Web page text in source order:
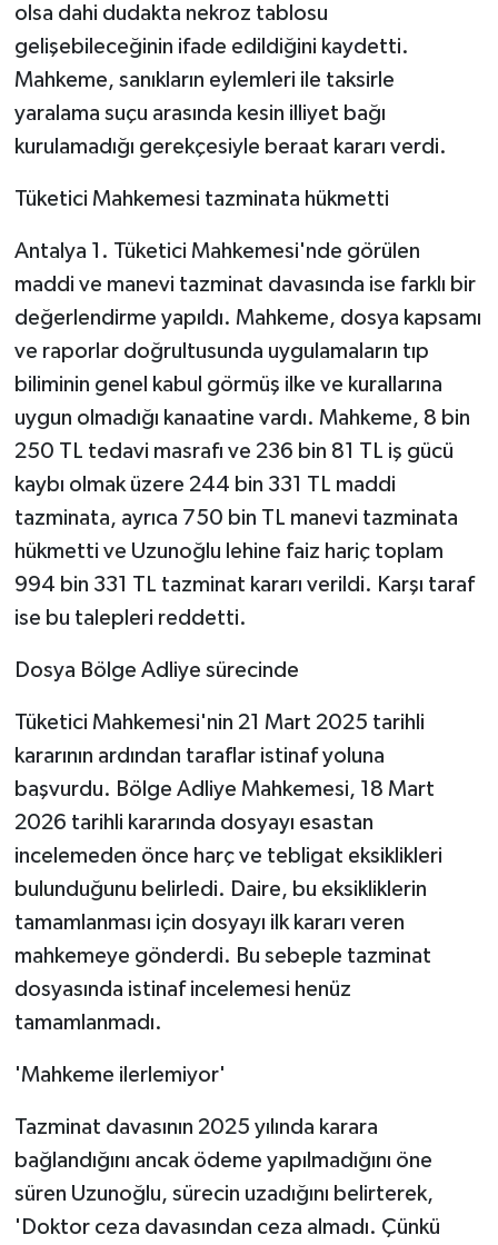
olsa dahi dudakta nekroz tablosu
gelişebileceğinin ifade edildiğini kaydetti.
Mahkeme, sanıkların eylemleri ile taksirle
yaralama suçu arasında kesin illiyet bağı
kurulamadığı gerekçesiyle beraat kararı verdi.
Tüketici Mahkemesi tazminata hükmetti
Antalya 1. Tüketici Mahkemesi'nde görülen
maddi ve manevi tazminat davasında ise farklı bir
değerlendirme yapıldı. Mahkeme, dosya kapsamı
ve raporlar doğrultusunda uygulamaların tıp
biliminin genel kabul görmüş ilke ve kurallarına
uygun olmadığı kanaatine vardı. Mahkeme, 8 bin
250 TL tedavi masrafı ve 236 bin 81 TL iş gücü
kaybı olmak üzere 244 bin 331 TL maddi
tazminata, ayrıca 750 bin TL manevi tazminata
hükmetti ve Uzunoğlu lehine faiz hariç toplam
994 bin 331 TL tazminat kararı verildi. Karşı taraf
ise bu talepleri reddetti.
Dosya Bölge Adliye sürecinde
Tüketici Mahkemesi'nin 21 Mart 2025 tarihli
kararının ardından taraflar istinaf yoluna
başvurdu. Bölge Adliye Mahkemesi, 18 Mart
2026 tarihli kararında dosyayı esastan
incelemeden önce harç ve tebligat eksiklikleri
bulunduğunu belirledi. Daire, bu eksikliklerin
tamamlanması için dosyayı ilk kararı veren
mahkemeye gönderdi. Bu sebeple tazminat
dosyasında istinaf incelemesi henüz
tamamlanmadı.
'Mahkeme ilerlemiyor'
Tazminat davasının 2025 yılında karara
bağlandığını ancak ödeme yapılmadığını öne
süren Uzunoğlu, sürecin uzadığını belirterek,
'Doktor ceza davasından ceza almadı. Çünkü